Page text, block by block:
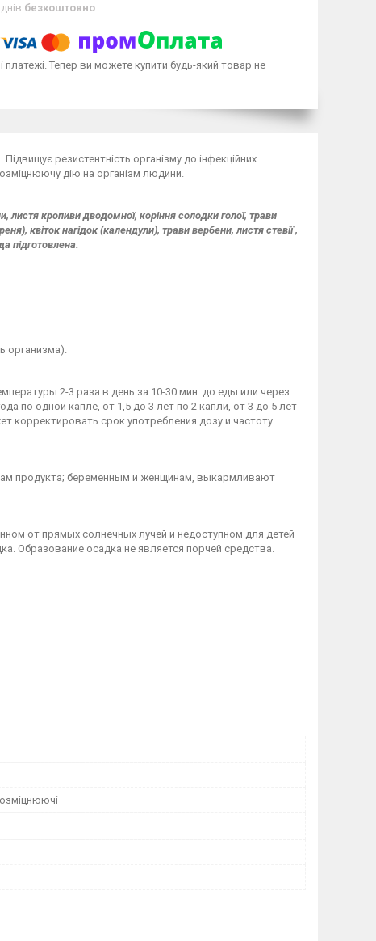
безкоштовно
платежі. Тепер ви можете купити будь-який товар не
резистентність організму до інфекційних
дію на організм людини.
листя кропиви дводомної, коріння солодки голої, трави
квіток нагідок (календули), трави вербени, листя стевії ,
підготовлена.
организма).
2-3 раза в день за 10-30 мин. до еды или через
по одной капле, от 1,5 до 3 лет по 2 капли, от 3 до 5 лет
корректировать срок употребления дозу и частоту
продукта; беременным и женщинам, выкармливают
от прямых солнечных лучей и недоступном для детей
Образование осадка не является порчей средства.